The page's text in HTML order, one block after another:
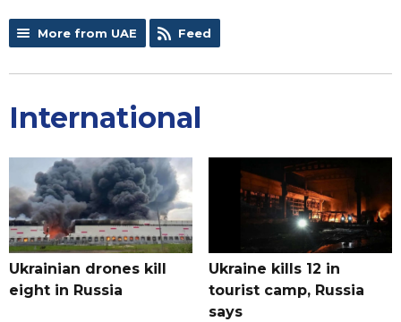
More from UAE Feed
International
Ukrainian drones kill
eight in Russia
Ukraine kills 12 in
tourist camp, Russia
says